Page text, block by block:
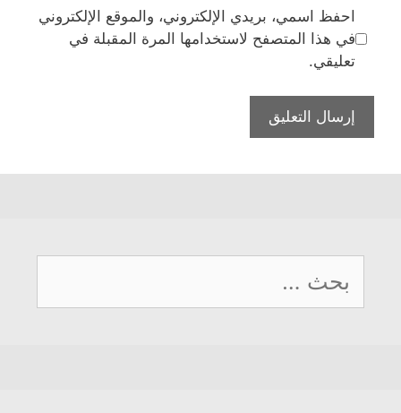
احفظ اسمي، بريدي الإلكتروني، والموقع الإلكتروني
في هذا المتصفح لاستخدامها المرة المقبلة في
تعليقي.
عن: